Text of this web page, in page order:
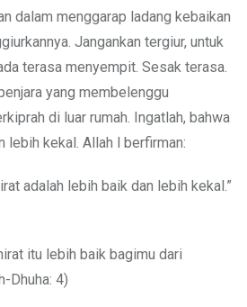
dalam menggarap ladang kebaikan
Jangankan tergiur, untuk
terasa menyempit. Sesak terasa.
yang membelenggu
di luar rumah. Ingatlah, bahwa
lebih kekal. Allah l berfirman:
adalah lebih baik dan lebih kekal.”
itu lebih baik bagimu dari
Dhuha: 4)